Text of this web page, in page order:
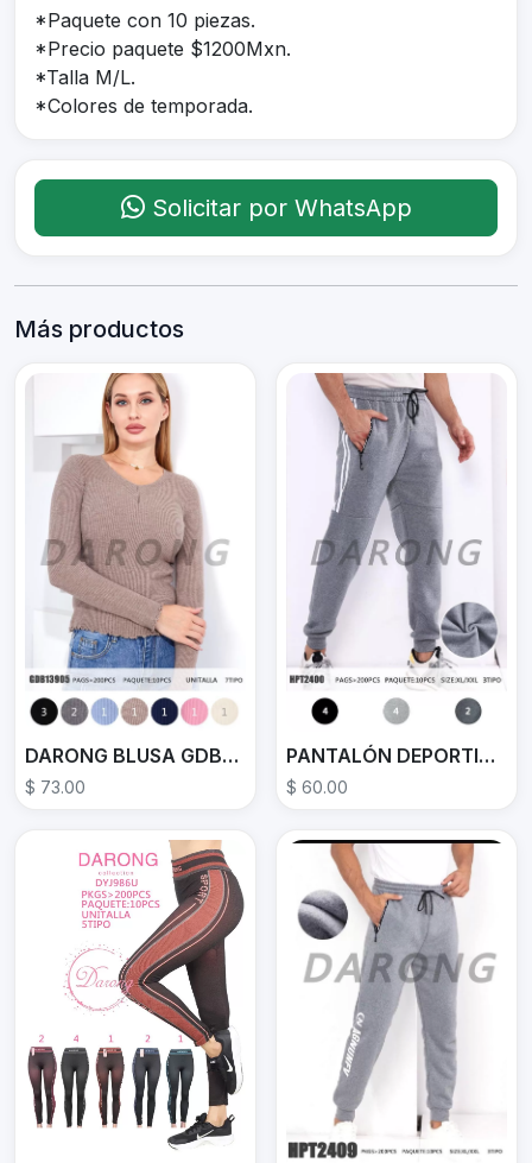
*Paquete con 10 piezas.
*Precio paquete $1200Mxn.
*Talla M/L.
*Colores de temporada.
Solicitar por WhatsApp
Más productos
DARONG BLUSA GDB13905
$ 73.00
PANTALÓN DEPORTIVO HPT2400
$ 60.00